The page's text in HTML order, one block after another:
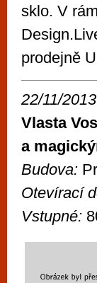
sklo. V
prodejně
22/11/
Vlasta
a
Budova:
Otevírací
Vstupné: